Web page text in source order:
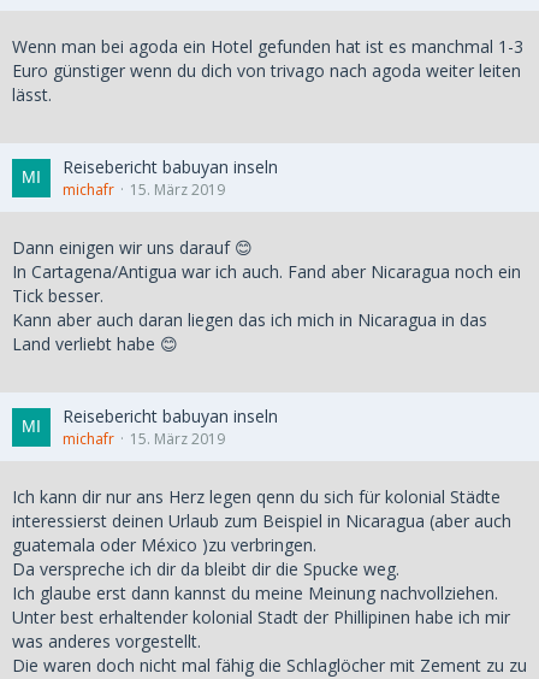
Wenn man bei agoda ein Hotel gefunden hat ist es manchmal 1-3
Euro günstiger wenn du dich von trivago nach agoda weiter leiten
lässt.
Reisebericht babuyan inseln
michafr 15. März 2019
Dann einigen wir uns darauf 😊
In Cartagena/Antigua war ich auch. Fand aber Nicaragua noch ein
Tick besser.
Kann aber auch daran liegen das ich mich in Nicaragua in das
Land verliebt habe 😊
Reisebericht babuyan inseln
michafr 15. März 2019
Ich kann dir nur ans Herz legen qenn du sich für kolonial Städte
interessierst deinen Urlaub zum Beispiel in Nicaragua (aber auch
guatemala oder México )zu verbringen.
Da verspreche ich dir da bleibt dir die Spucke weg.
Ich glaube erst dann kannst du meine Meinung nachvollziehen.
Unter best erhaltender kolonial Stadt der Phillipinen habe ich mir
was anderes vorgestellt.
Die waren doch nicht mal fähig die Schlaglöcher mit Zement zu zu